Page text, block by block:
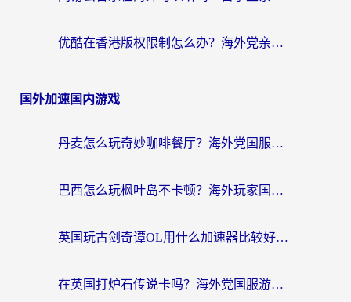
优酷在香港版权限制怎么办？海外党亲测有效的追剧加速方案
国外加速国内游戏
丹麦怎么玩奇妙咖啡餐厅？海外党国服游戏加速全攻略（附灌篮高手元气骑士实测）
巴西怎么玩枫叶岛不卡顿？海外玩家国服游戏加速器终极指南（含战双野兽领主提速秘籍）
英国玩古剑奇谭OL用什么加速器比较好？留学生亲测有效的国服游戏加速指南
在英国打炉石传说卡吗？海外党国服游戏不卡顿的终极指南